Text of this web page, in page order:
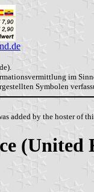
im
Symbolen
added by the hoster of
(United